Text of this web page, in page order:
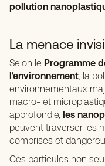
pollution
La menace
Selon le Programme
l'environnement, la
environnementaux
macro- et
approfondie, les
peuvent traverser les
comprises et
Ces particules non